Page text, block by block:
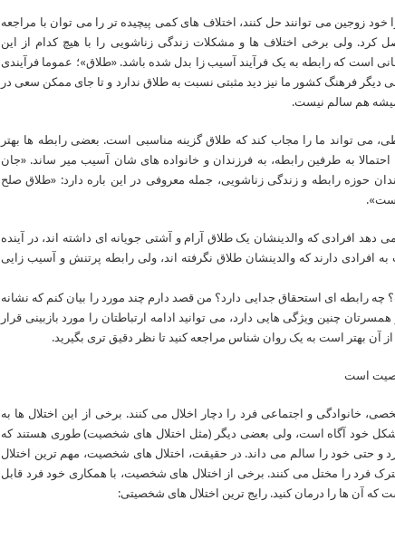
خود زوجین می توانند حل کنند، اختلاف های کمی پیچیده تر را می توان با مراجعه
ولی برخی اختلاف ها و مشکلات زندگی زناشویی را با هیچ کدام از این
است که رابطه به یک فرآیند آسیب زا بدل شده باشد. «طلاق»؛ عموما فرآیندی
فرهنگ کشور ما نیز دید مثبتی نسبت به طلاق ندارد و تا جای ممکن سعی در
هم سالم نیست.
می تواند ما را مجاب کند که طلاق گزینه مناسبی است. بعضی رابطه ها بهتر
به طرفین رابطه، به فرزندان و خانواده های شان آسیب میر ساند. «جان
حوزه رابطه و زندگی زناشویی، جمله معروفی در این باره دارد: «طلاق صلح
است».
افرادی که والدینشان یک طلاق آرام و آشتی جویانه ای داشته اند، در آینده
افرادی دارند که والدینشان طلاق نگرفته اند، ولی رابطه پرتنش و آسیب زایی
رابطه ای استحقاق جدایی دارد؟ من قصد دارم چند مورد را بیان کنم که نشانه
چنین ویژگی هایی دارد، می توانید ادامه ارتباطتان را مورد بازبینی قرار
از آن بهتر است به یک روان شناس مراجعه کنید تا نظر دقیق تری بگیرید.
خانوادگی و اجتماعی فرد را دچار اخلال می کنند. برخی از این اختلال ها به
خود آگاه است، ولی بعضی دیگر (مثل اختلال های شخصیت) طوری هستند که
و حتی خود را سالم می داند. در حقیقت، اختلال های شخصیت، مهم ترین اختلال
فرد را مختل می کنند. برخی از اختلال های شخصیت، با همکاری خود فرد قابل
که آن ها را درمان کنید. رایج ترین اختلال های شخصیتی: